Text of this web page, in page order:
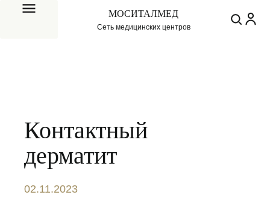
МОСИТАЛМЕД
Сеть медицинских центров
Контактный
дерматит
02.11.2023